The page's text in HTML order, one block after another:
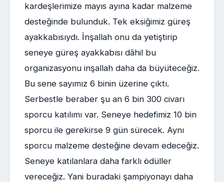
kardeşlerimize mayıs ayına kadar malzeme
desteğinde bulunduk. Tek eksiğimiz güreş
ayakkabısıydı. İnşallah onu da yetiştirip
seneye güreş ayakkabısı dâhil bu
organizasyonu inşallah daha da büyüteceğiz.
Bu sene sayımız 6 binin üzerine çıktı.
Serbestle beraber şu an 6 bin 300 civarı
sporcu katılımı var. Seneye hedefimiz 10 bin
sporcu ile gerekirse 9 gün sürecek. Aynı
sporcu malzeme desteğine devam edeceğiz.
Seneye katılanlara daha farklı ödüller
vereceğiz. Yani buradaki şampiyonayı daha